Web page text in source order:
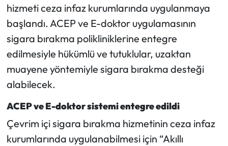
hizmeti ceza infaz kurumlarında uygulanmaya
başlandı. ACEP ve E-doktor uygulamasının
sigara bırakma polikliniklerine entegre
edilmesiyle hükümlü ve tutuklular, uzaktan
muayene yöntemiyle sigara bırakma desteği
alabilecek.
ACEP ve E-doktor sistemi entegre edildi
Çevrim içi sigara bırakma hizmetinin ceza infaz
kurumlarında uygulanabilmesi için “Akıllı
Ortaköy Haberleri
Osmancık Haberleri
Otomotiv
Resmi Reklam